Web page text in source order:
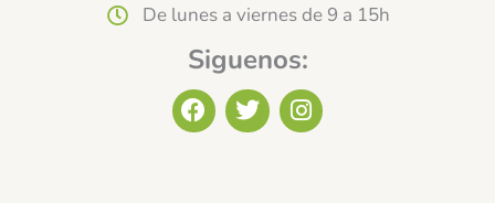
De lunes a viernes de 9 a 15h
Siguenos:
F
a
T
w
I
n